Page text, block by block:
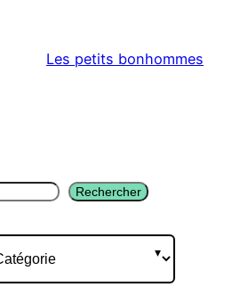
Les petits bonhommes
Rechercher